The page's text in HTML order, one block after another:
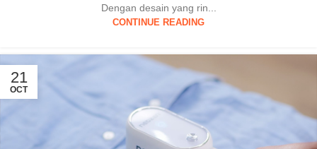
Dengan desain yang rin...
CONTINUE READING
21
OCT